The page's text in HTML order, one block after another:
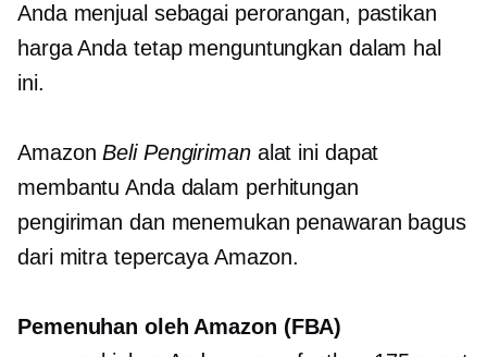
Anda menjual sebagai perorangan, pastikan
harga Anda tetap menguntungkan dalam hal
ini.
AmazonBeli Pengirimanalat ini dapat
membantu Anda dalam perhitungan
pengiriman dan menemukan penawaran bagus
dari mitra tepercaya Amazon.
Pemenuhan oleh Amazon (FBA)